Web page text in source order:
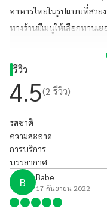
อาหารไทยในรูปแบบที่สวย
ทางร้านมีเมนูให้เลือกทานเ
และมีเครื่องดื่มจำหน่ายด้วย
รีวิว
4.5(2 รีวิว)
รสชาติ
ความสะอาด
การบริการ
บรรยากาศ
B Babe
17 กันยายน 2022